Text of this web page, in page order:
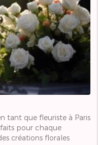
tant que fleuriste à Paris
pour chaque
créations florales